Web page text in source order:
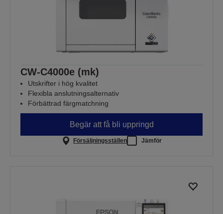
CW-C4000e (mk)
Utskrifter i hög kvalitet
Flexibla anslutningsalternativ
Förbättrad färgmatchning
Begär att få bli uppringd
Försäljningsställen Jämför